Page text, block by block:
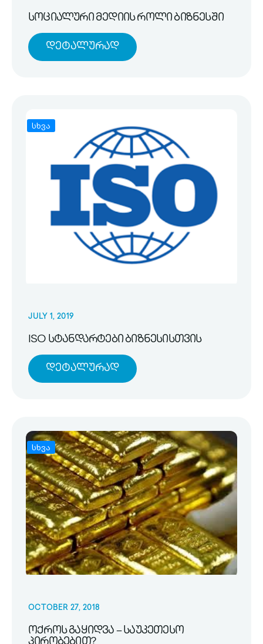
სოციალური მედიის როლი ბიზნესში
Დეტალურად
სხვა
JULY 1, 2019
ISO სტანდარტები ბიზნესისთვის
Დეტალურად
სხვა
OCTOBER 27, 2018
ოქროს გაყიდვა – საუკეთესო